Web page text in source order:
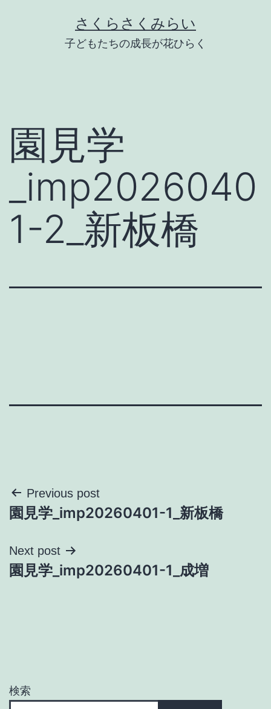
さくらさくみらい
子どもたちの成長が花ひらく
園見学
_imp2026040
1-2_新板橋
投
稿
ナ
ビ
ョ
Previous post
園見学_imp20260401-1_新板橋
Next post
園見学_imp20260401-1_成増
検索